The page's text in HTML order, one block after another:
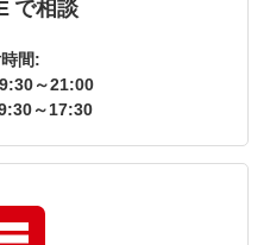
間:
9:30～21:00
～17:30